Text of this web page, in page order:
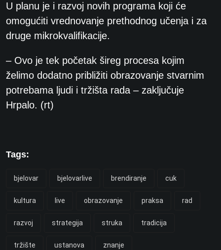
U planu je i razvoj novih programa koji će
omogućiti vrednovanje prethodnog učenja i za
druge mikrokvalifikacije.
– Ovo je tek početak šireg procesa kojim
želimo dodatno približiti obrazovanje stvarnim
potrebama ljudi i tržišta rada – zaključuje
Hrpalo. (rt)
Tags:
bjelovar bjelovarlive brendiranje cuk
kultura live obrazovanje praksa rad
razvoj strategija struka tradicija
tržište ustanova znanje